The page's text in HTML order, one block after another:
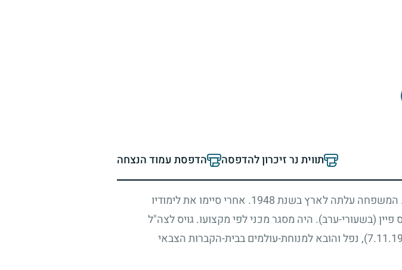
תווית נר זיכרון להדפסה הדפסת עמוד הנצחה
המשפחה עלתה לארץ בשנת1948. אחרי סיימו את לימודיו
(בשעורי-ערב). היה מסגר מכני לפי מקצועו. גויס לצה"ל
, נפל והובא למנוחת-עולמים בבית-הקברות הצבאי